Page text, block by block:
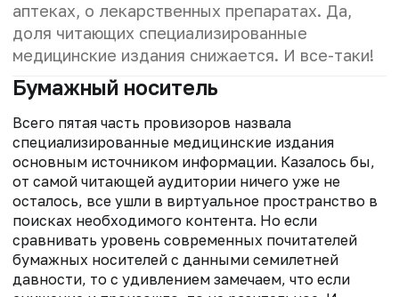
аптеках, о лекарственных препаратах. Да,
доля читающих специализированные
медицинские издания снижается. И все-таки!
Бумажный носитель
Всего пятая часть провизоров назвала
специализированные медицинские издания
основным источником информации. Казалось бы,
от самой читающей аудитории ничего уже не
осталось, все ушли в виртуальное пространство в
поисках необходимого контента. Но если
сравнивать уровень современных почитателей
бумажных носителей с данными семилетней
давности, то с удивлением замечаем, что если